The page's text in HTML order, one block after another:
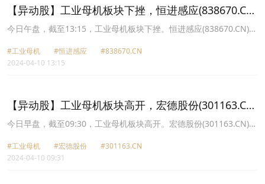
【异动股】工业母机板块下挫，恒进感应(838670.CN)
涨29.99%
今日午盘，截至13:15，工业母机板块下挫。恒进感应(838670.CN)涨
而达(300946.CN)涨10.71%报27.59元，华东重机(002685.CN)涨
10.10%报3.38元，华东数控(002248.CN)涨9.99%报7.6元，机科股
#工业母机 #恒进感应
#838670.CN
2024-04-10 13:15
【异动股】工业母机板块高开，宏德股份(301163.CN)
涨17.89%
今日早盘，截至09:30，工业母机板块高开。宏德股份(301163.CN)涨
东重机(002685.CN)涨10.10%报3.38元，日发精机(002520.CN)涨
10.07%报6.45元，华东数控(002248.CN)涨9.99%报7.6元，恒进感
#工业母机 #宏德股份
#301163.CN
2024-04-10 09:31